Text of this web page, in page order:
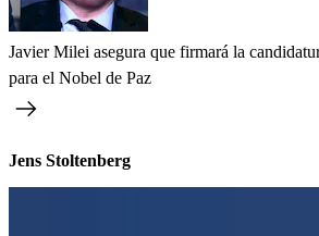
Javier Milei asegura que firmará la
para el Nobel de Paz
Jens Stoltenberg